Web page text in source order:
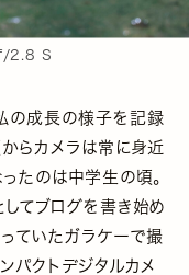
2.8 S
の成長の様子を記録
からカメラは常に身近
たのは中学生の頃。
してブログを書き始め
ていたガラケーで撮
パクトデジタルカメ